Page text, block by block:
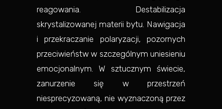
reagowania. Destabilizacja
skrystalizowanej materii bytu. Nawigacja
i przekraczanie polaryzacji, pozornych
przeciwieństw w szczególnym uniesieniu
emocjonalnym. W sztucznym świecie,
zanurzenie się w przestrzeń
niesprecyzowaną, nie wyznaczoną przez